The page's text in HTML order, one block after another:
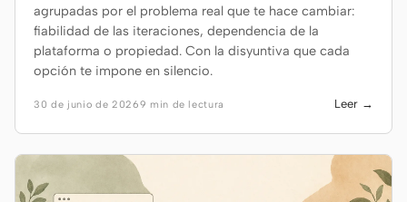
agrupadas por el problema real que te hace cambiar:
fiabilidad de las iteraciones, dependencia de la
plataforma o propiedad. Con la disyuntiva que cada
opción te impone en silencio.
30 de junio de 20269 min de lectura Leer →